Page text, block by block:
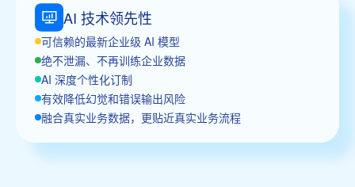
AI 技术领先性
可信赖的最新企业级 AI 模型
绝不泄漏、不再训练企业数据
AI 深度个性化订制
有效降低幻觉和错误输出风险
融合真实业务数据，更贴近真实业务流程